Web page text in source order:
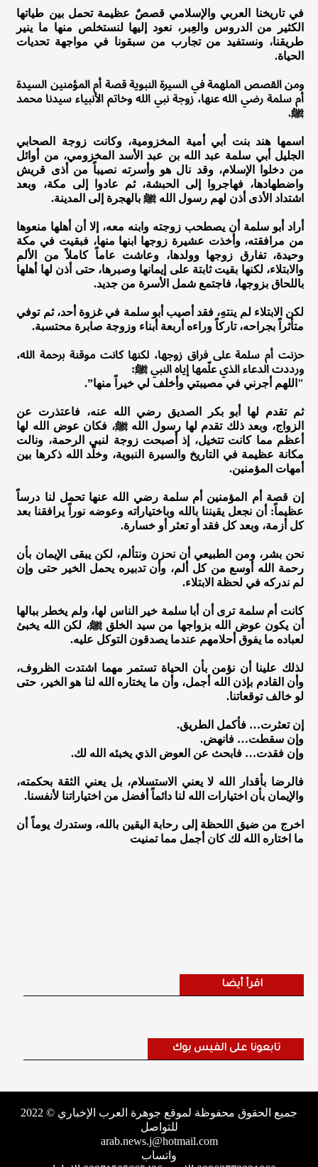
في تاريخنا العربي والإسلامي قصصٌ عظيمة تحمل بين طياتها
الكثير من الدروس والعِبر، نعود إليها لنستخلص منها ما ينير
طريقنا، ونستفيد من تجارب من سبقونا في مواجهة تحديات
الحياة.
ومن القصص الملهمة في السيرة النبوية قصة أم المؤمنين السيدة
أم سلمة رضي الله عنها، زوجة نبي الله وخاتم الأنبياء سيدنا محمد
ﷺ.
اسمها هند بنت أبي أمية المخزومية، وكانت زوجة الصحابي
الجليل أبي سلمة عبد الله بن عبد الأسد المخزومي، من أوائل
من دخلوا الإسلام، وقد نال هو وأسرته نصيباً من أذى قريش
واضطهادها، فهاجروا إلى الحبشة، ثم عادوا إلى مكة، وبعد
اشتداد الأذى أذن لهم رسول الله ﷺ بالهجرة إلى المدينة.
أراد أبو سلمة أن يصطحب زوجته وابنه معه، إلا أن أهلها منعوها
من مرافقته، وأخذت عشيرة زوجها ابنها منها، فبقيت في مكة
وحيدة، تفارق زوجها وولدها، وعاشت عاماً كاملاً من الألم
والابتلاء، لكنها بقيت ثابتة على إيمانها وصبرها، حتى أذن لها أهلها
باللحاق بزوجها، فاجتمع شمل الأسرة من جديد.
لكن الابتلاء لم ينتهِ، فقد أصيب أبو سلمة في غزوة أحد، ثم توفي
متأثراً بجراحه، تاركاً وراءه أربعة أبناء وزوجة صابرة محتسبة.
حزنت أم سلمة على فراق زوجها، لكنها كانت موقنة برحمة الله،
ورددت الدعاء الذي علّمها إياه النبي ﷺ:
"اللهم أجرني في مصيبتي وأخلف لي خيراً منها”.
ثم تقدم لها أبو بكر الصديق رضي الله عنه، فاعتذرت عن
الزواج، وبعد ذلك تقدم لها رسول الله ﷺ، فكان عوض الله لها
أعظم مما كانت تتخيل، إذ أصبحت زوجة لنبي الرحمة، ونالت
مكانة عظيمة في التاريخ والسيرة النبوية، وخلّد الله ذكرها بين
أمهات المؤمنين.
إن قصة أم المؤمنين أم سلمة رضي الله عنها تحمل لنا درساً
عظيماً: أن نجعل يقيننا بالله وباختياراته وعوضه نوراً يرافقنا بعد
كل أزمة، وبعد كل فقد أو تعثر أو خسارة.
نحن بشر، ومن الطبيعي أن نحزن ونتألم، لكن يبقى الإيمان بأن
رحمة الله أوسع من كل ألم، وأن تدبيره يحمل الخير حتى وإن
لم ندركه في لحظة الابتلاء.
كانت أم سلمة ترى أن أبا سلمة خير الناس لها، ولم يخطر ببالها
أن يكون عوض الله بزواجها من سيد الخلق ﷺ، لكن الله يخبئ
لعباده ما يفوق أحلامهم عندما يصدقون التوكل عليه.
لذلك علينا أن نؤمن بأن الحياة تستمر مهما اشتدت الظروف،
وأن القادم بإذن الله أجمل، وأن ما يختاره الله لنا هو الخير، حتى
لو خالف توقعاتنا.
إن تعثرت… فأكمل الطريق.
وإن سقطت… فانهض.
وإن فقدت… فابحث عن العوض الذي يخبئه الله لك.
فالرضا بأقدار الله لا يعني الاستسلام، بل يعني الثقة بحكمته،
والإيمان بأن اختيارات الله لنا دائماً أفضل من اختياراتنا لأنفسنا.
اخرج من ضيق اللحظة إلى رحابة اليقين بالله، وستدرك يوماً أن
ما اختاره الله لك كان أجمل مما تمنيت
اقرأ أيضا
تابعونا على الفيس بوك
جميع الحقوق محفوظة لموقع جوهرة العرب الإخباري © 2022
للتواصل
arab.news.j@hotmail.com
واتساب